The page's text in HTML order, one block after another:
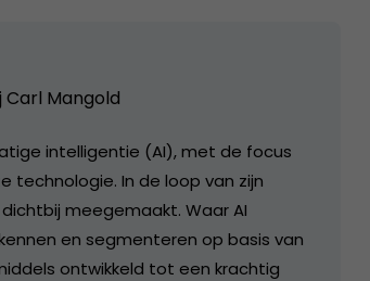
Mangold
intelligentie (AI), met de focus
technologie. In de loop van zijn
meegemaakt. Waar AI
en segmenteren op basis van
ontwikkeld tot een krachtig